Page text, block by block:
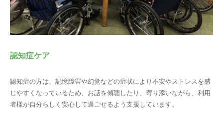
認知症ケア
認知症の方は、記憶障害や幻覚などの症状により不安やストレスを感
じやすくなっているため、お話を傾聴したり、寄り添いながら、利用
者様が自分らしく安心して過ごせるよう支援しています。